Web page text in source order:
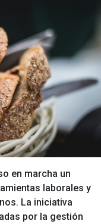
en marcha un
laborales y
La iniciativa
por la gestión